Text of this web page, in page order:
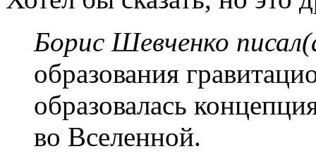
Борис Шевченко
образования
образовалась
во Вселенной.